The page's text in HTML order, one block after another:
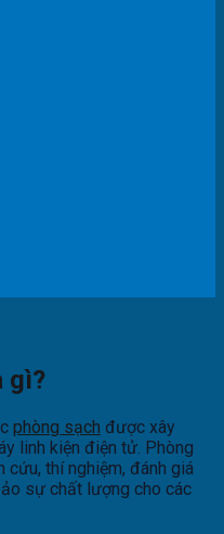
gì?
phòng sạch được xây
linh kiện điện tử. Phòng
thí nghiệm, đánh giá
sự chất lượng cho các